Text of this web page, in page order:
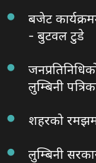
बजेट
- बुटवल टुडे
लुम्बिनी
शहरको
लुम्बिनी